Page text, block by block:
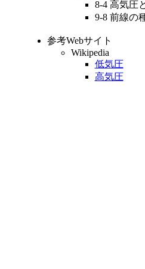
8-4 高気圧
9-8 前線の
参考Webサイト
Wikipedia
低気圧
高気圧